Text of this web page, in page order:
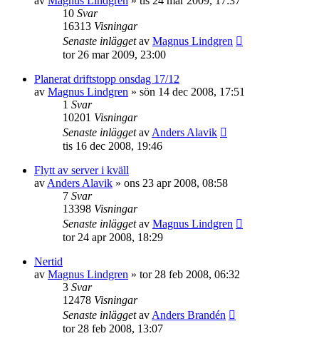
10 Svar
16313 Visningar
Senaste inläggetav Magnus Lindgren
tor 26 mar 2009, 23:00
Planerat driftstopp onsdag 17/12
av Magnus Lindgren » sön 14 dec 2008, 17:51
1 Svar
10201 Visningar
Senaste inläggetav Anders Alavik
tis 16 dec 2008, 19:46
Flytt av server i kväll
av Anders Alavik » ons 23 apr 2008, 08:58
7 Svar
13398 Visningar
Senaste inläggetav Magnus Lindgren
tor 24 apr 2008, 18:29
Nertid
av Magnus Lindgren » tor 28 feb 2008, 06:32
3 Svar
12478 Visningar
Senaste inläggetav Anders Brandén
tor 28 feb 2008, 13:07